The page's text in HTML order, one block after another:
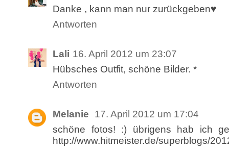
Danke , kann man nur zurückgeben♥
Antworten
Lali 16. April 2012 um 23:07
Hübsches Outfit, schöne Bilder. *
Antworten
Melanie
17. April 2012 um 17:04
schöne fotos! :) übrigens hab ich
http://www.hitmeister.de/superblogs/